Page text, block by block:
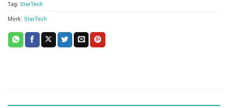
Tag: StarTech
Merk: StarTech